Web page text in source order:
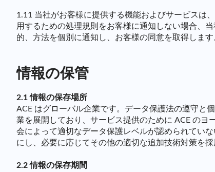
1.11 当社がお客様に提供する機能およびサービスは
用するための処理規則をお客様に通知しない場合、
的、方法を個別に通知し、お客様の同意を取得します
情報の保管
2.1 情報の保存場所
ACE はグローバル企業です。データ保護法の遵守と
業を展開しており、サービス提供のために ACE のヨ
会によって適切なデータ保護レベルが認められてい
にし、必要に応じてその他の適切な追加技術対策を採
2.2 情報の保存期間